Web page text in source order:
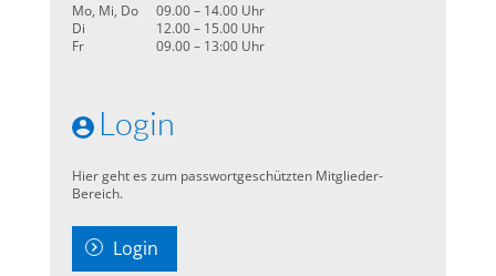
Mo, Mi, Do
09.00 – 14.00 Uhr
Di
12.00 – 15.00 Uhr
Fr
09.00 – 13:00 Uhr
Login
Hier geht es zum passwortgeschützten Mitglieder-
Bereich.
Login